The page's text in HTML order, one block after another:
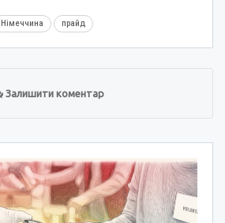
Німеччина прайд
Залишити коментар